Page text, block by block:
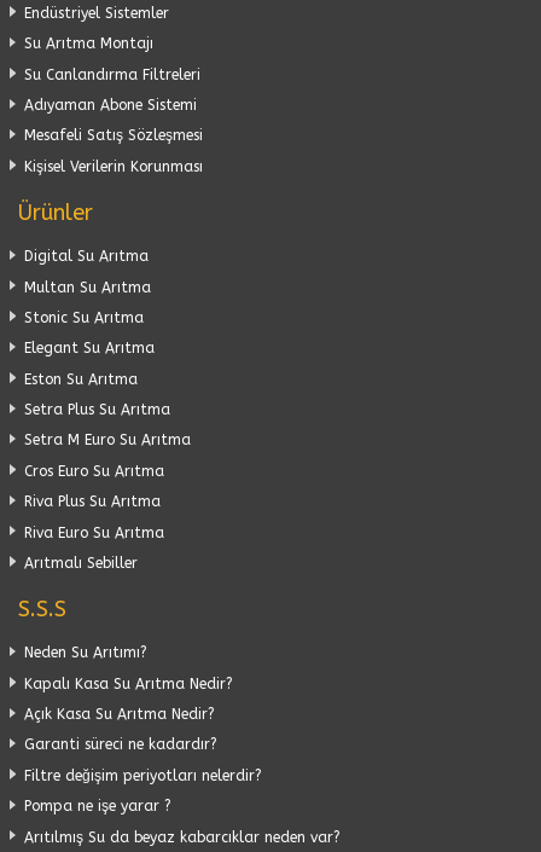
Endüstriyel Sistemler
Su Arıtma Montajı
Su Canlandırma Filtreleri
Adıyaman Abone Sistemi
Mesafeli Satış Sözleşmesi
Kişisel Verilerin Korunması
Ürünler
Digital Su Arıtma
Multan Su Arıtma
Stonic Su Arıtma
Elegant Su Arıtma
Eston Su Arıtma
Setra Plus Su Arıtma
Setra M Euro Su Arıtma
Cros Euro Su Arıtma
Riva Plus Su Arıtma
Riva Euro Su Arıtma
Arıtmalı Sebiller
S.S.S
Neden Su Arıtımı?
Kapalı Kasa Su Arıtma Nedir?
Açık Kasa Su Arıtma Nedir?
Garanti süreci ne kadardır?
Filtre değişim periyotları nelerdir?
Pompa ne işe yarar ?
Arıtılmış Su da beyaz kabarcıklar neden var?